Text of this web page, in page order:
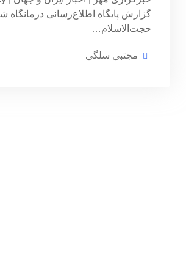
گزارش پایگاه اطلاع‌رسانی درمانگاه
حجت‌الاسلام…
مجتبی سلگی